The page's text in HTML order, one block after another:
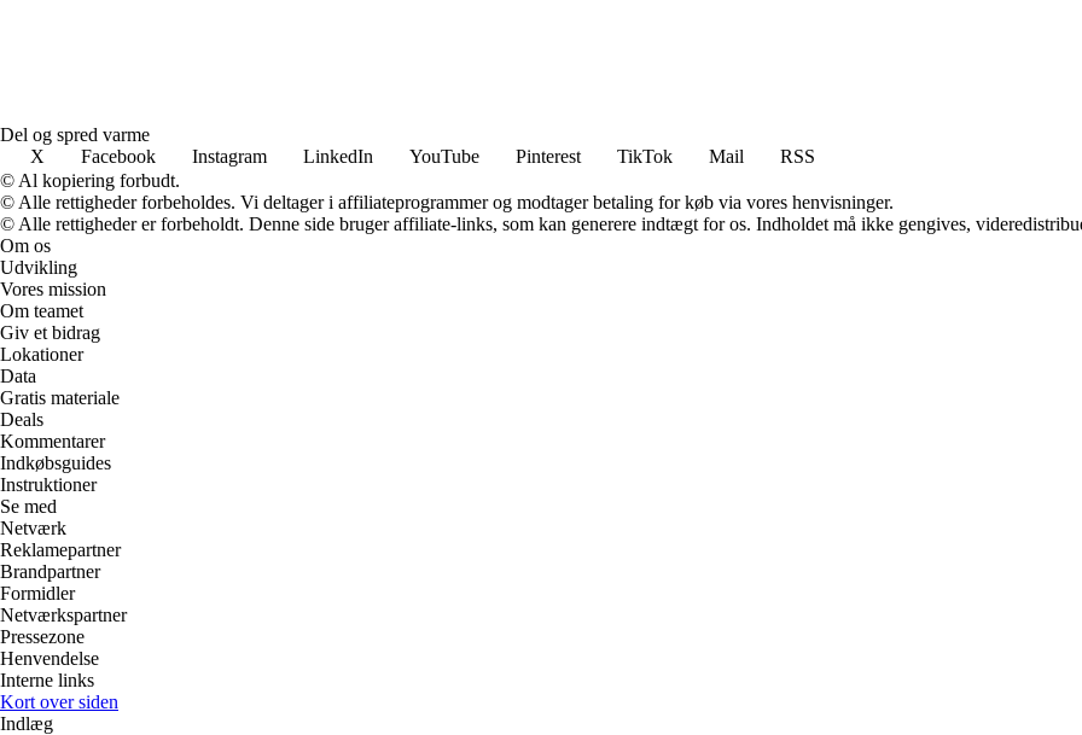
Del og spred varme
X
Facebook Instagram LinkedIn YouTube Pinterest TikTok Mail
RSS
© Al kopiering forbudt.
© Alle rettigheder forbeholdes. Vi deltager i affiliateprogrammer og modtager betaling for køb via vores henvisninger.
© Alle rettigheder er forbeholdt. Denne side bruger affiliate-links, som kan generere indtægt for os. Indholdet må ikke gengives,
Om os
Udvikling
Vores mission
Om teamet
Giv et bidrag
Lokationer
Data
Gratis materiale
Deals
Kommentarer
Indkøbsguides
Instruktioner
Se med
Netværk
Reklamepartner
Brandpartner
Formidler
Netværkspartner
Pressezone
Henvendelse
Interne links
Kort over siden
Indlæg